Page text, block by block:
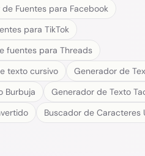
Fuentes para Facebook
para TikTok
fuentes para Threads
texto cursivo
Generador de
Burbuja
Generador de Texto
Buscador de Caracteres